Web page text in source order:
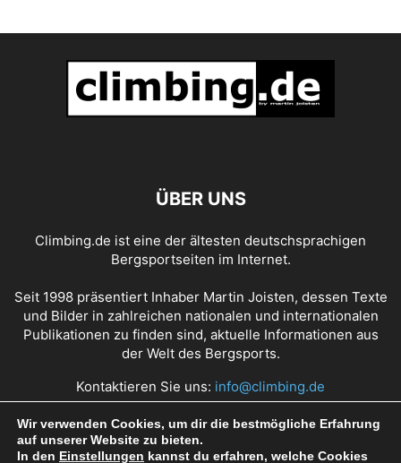
ÜBER UNS
Climbing.de ist eine der ältesten deutschsprachigen
Bergsportseiten im Internet.
Seit 1998 präsentiert Inhaber Martin Joisten, dessen Texte
und Bilder in zahlreichen nationalen und internationalen
Publikationen zu finden sind, aktuelle Informationen aus
der Welt des Bergsports.
Kontaktieren Sie uns: info@climbing.de
Über Climbing.de RSS Feed Mediadaten
Wir verwenden Cookies, um dir die bestmögliche Erfahrung
auf unserer Website zu bieten.
In den Einstellungen kannst du erfahren, welche Cookies